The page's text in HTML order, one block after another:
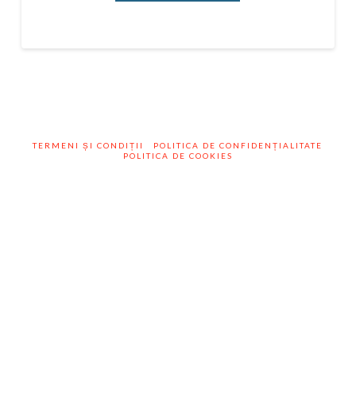
TERMENI ȘI CONDIȚII
POLITICA DE CONFIDENȚIALITATE
POLITICA DE COOKIES